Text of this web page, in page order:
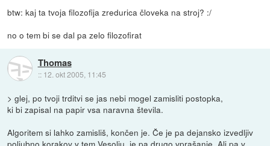
btw: kaj ta tvoja filozofija zredurica človeka na stroj? :/
no o tem bi se dal pa zelo filozofirat
Thomas
:: 12. okt 2005, 11:45
> glej, po tvoji trditvi se jas nebi mogel zamisliti postopka,
ki bi zapisal na papir vsa naravna števila.
Algoritem si lahko zamisliš, končen je. Če je pa dejansko izvedljiv